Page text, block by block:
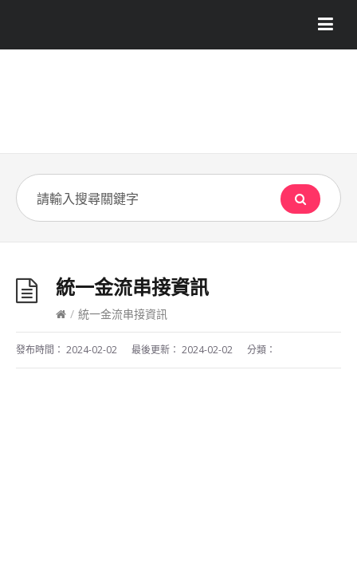
統一金流串接資訊
/ 統一金流串接資訊
發布時間： 2024-02-02 最後更新： 2024-02-02 分類：